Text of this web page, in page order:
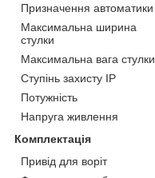
Призначення автоматики
Максимальна ширина
стулки
Максимальна вага стулки
Ступінь захисту IP
Потужність
Напруга живлення
Комплектація
Привід для воріт